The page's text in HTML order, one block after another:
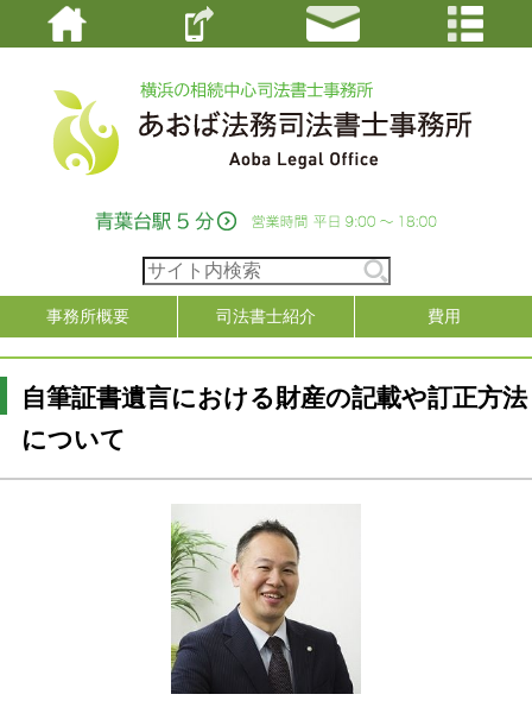
事務所概要 司法書士紹介 費用
自筆証書遺言における財産の記載や訂正方法
について